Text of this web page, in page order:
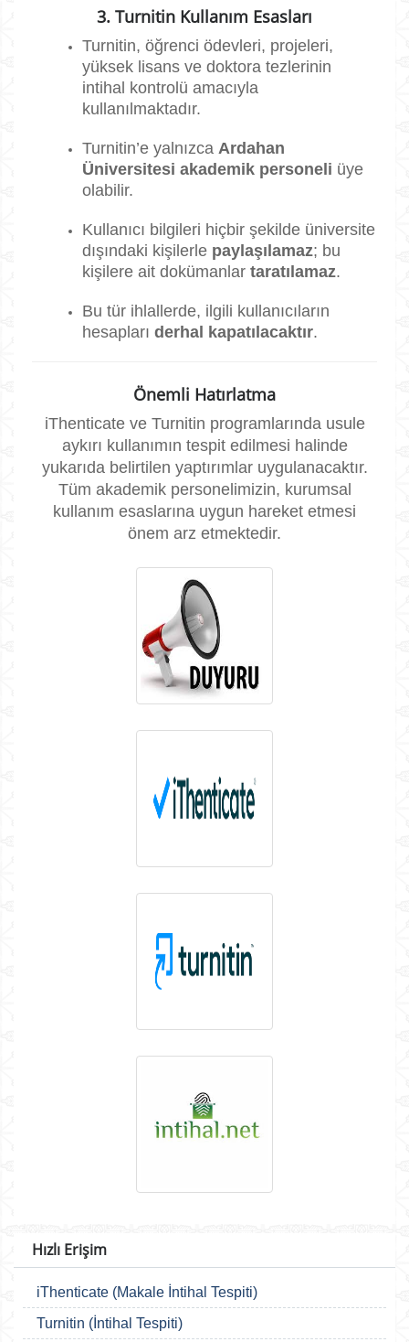
3. Turnitin Kullanım Esasları
Turnitin, öğrenci ödevleri, projeleri,
yüksek lisans ve doktora tezlerinin
intihal kontrolü amacıyla
kullanılmaktadır.
Turnitin’e yalnızca Ardahan
Üniversitesi akademik personeli üye
olabilir.
Kullanıcı bilgileri hiçbir şekilde üniversite
dışındaki kişilerle paylaşılamaz; bu
kişilere ait dokümanlar taratılamaz.
Bu tür ihlallerde, ilgili kullanıcıların
hesapları derhal kapatılacaktır.
Önemli Hatırlatma
iThenticate ve Turnitin programlarında usule
aykırı kullanımın tespit edilmesi halinde
yukarıda belirtilen yaptırımlar uygulanacaktır.
Tüm akademik personelimizin, kurumsal
kullanım esaslarına uygun hareket etmesi
önem arz etmektedir.
Hızlı Erişim
iThenticate (Makale İntihal Tespiti)
Turnitin (İntihal Tespiti)